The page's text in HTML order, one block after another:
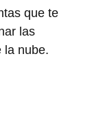
que te
las
la nube.